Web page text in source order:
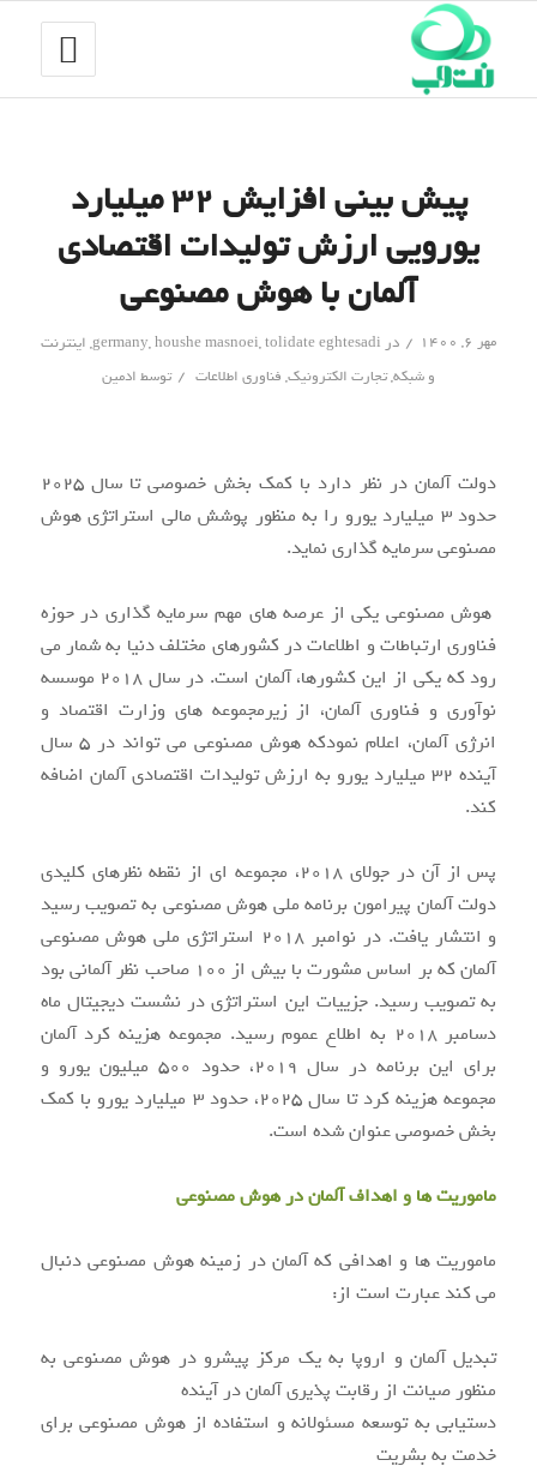
پیش بینی افزایش ۳۲ میلیارد
یورویی ارزش تولیدات اقتصادی
آلمان با هوش مصنوعی
مهر ۶, ۱۴۰۰ / در germany,houshe masnoei,tolidate eghtesadi
, اینترنت
و شبکه,تجارت الکترونیک, فناوری اطلاعات / توسط ادمین
دولت آلمان در نظر دارد با کمک بخش خصوصی تا سال ۲۰۲۵
حدود ۳ میلیارد یورو را به منظور پوشش مالی استراتژی هوش
مصنوعی سرمایه گذاری نماید.
هوش مصنوعی یکی از عرصه های مهم سرمایه گذاری در حوزه
فناوری ارتباطات و اطلاعات در کشورهای مختلف دنیا به شمار می
رود که یکی از این کشورها، آلمان است. در سال 2018 موسسه
نوآوری و فناوری آلمان، از زیرمجموعه های وزارت اقتصاد و
انرژی آلمان، اعلام نمودکه هوش مصنوعی می تواند در 5 سال
آینده 32 میلیارد یورو به ارزش تولیدات اقتصادی آلمان اضافه
کند.
پس از آن در جولای 2018، مجموعه ای از نقطه نظرهای کلیدی
دولت آلمان پیرامون برنامه ملی هوش مصنوعی به تصویب رسید
و انتشار یافت. در نوامبر 2018 استراتژی ملی هوش مصنوعی
آلمان که بر اساس مشورت با بیش از 100 صاحب نظر آلمانی بود
به تصویب رسید. جزییات این استراتژی در نشست دیجیتال ماه
دسامبر 2018 به اطلاع عموم رسید. مجموعه هزینه کرد آلمان
برای این برنامه در سال 2019، حدود 500 میلیون یورو و
مجموعه هزینه کرد تا سال 2025، حدود 3 میلیارد یورو با کمک
بخش خصوصی عنوان شده است.
ماموریت ها و اهداف آلمان در هوش مصنوعی
ماموریت ها و اهدافی که آلمان در زمینه هوش مصنوعی دنبال
می کند عبارت است از:
تبدیل آلمان و اروپا به یک مرکز پیشرو در هوش مصنوعی به
منظور صیانت از رقابت پذیری آلمان در آینده
دستیابی به توسعه مسئولانه و استفاده از هوش مصنوعی برای
خدمت به بشریت